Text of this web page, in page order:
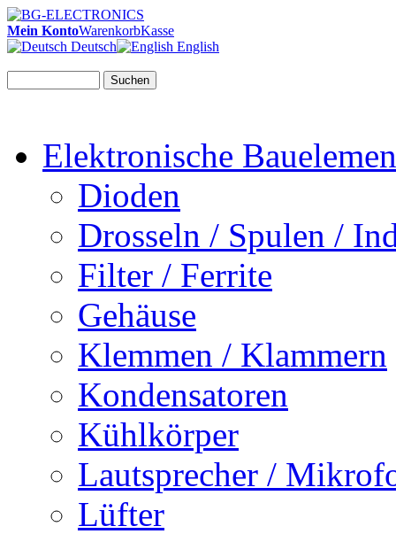
Mein KontoWarenkorbKasse
Deutsch
English
Suchen
Elektronische
Dioden
Drosseln / Spulen /
Filter / Ferrite
Gehäuse
Klemmen / Klammern
Kondensatoren
Kühlkörper
Lautsprecher /
Lüfter